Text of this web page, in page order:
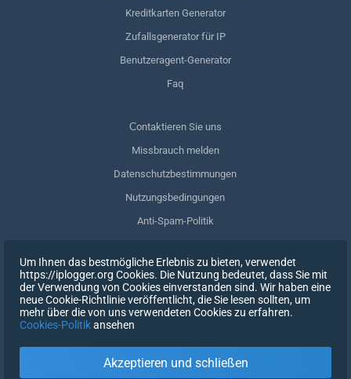
Kreditkarten Generator
Zufallsgenerator für IP
Benutzeragent-Generator
Faq
Сontaktieren Sie uns
Missbrauch melden
Datenschutzbestimmungen
Nutzungsbedingungen
Anti-Spam-Politik
Meine Daten löschen
Zustimmung zurückziehen
Um Ihnen das bestmögliche Erlebnis zu bieten, verwendet
https://iplogger.org Cookies. Die Nutzung bedeutet, dass Sie mit
der Verwendung von Cookies einverstanden sind. Wir haben eine
neue Cookie-Richtlinie veröffentlicht, die Sie lesen sollten, um
mehr über die von uns verwendeten Cookies zu erfahren.
Cookies-Politikansehen
Akzeptieren und schließen